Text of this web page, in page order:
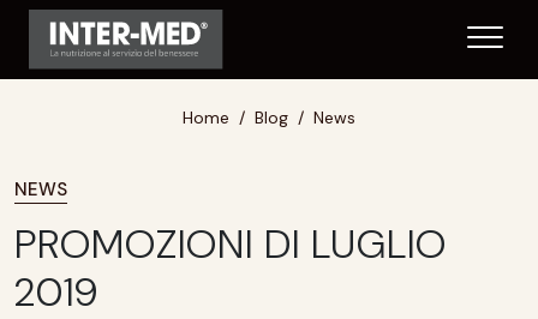
Home Blog News
NEWS
PROMOZIONI DI LUGLIO
2019